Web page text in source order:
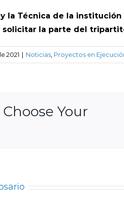
la Técnica de la
solicitar la parte del
2021 | Noticias Proyectos en
Your